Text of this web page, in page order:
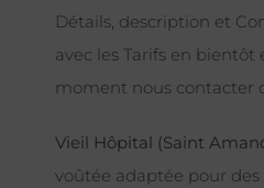
Détails, description et
avec les Tarifs en bientôt
moment nous contacter
Vieil Hôpital (Saint
voûtée adaptée pour des